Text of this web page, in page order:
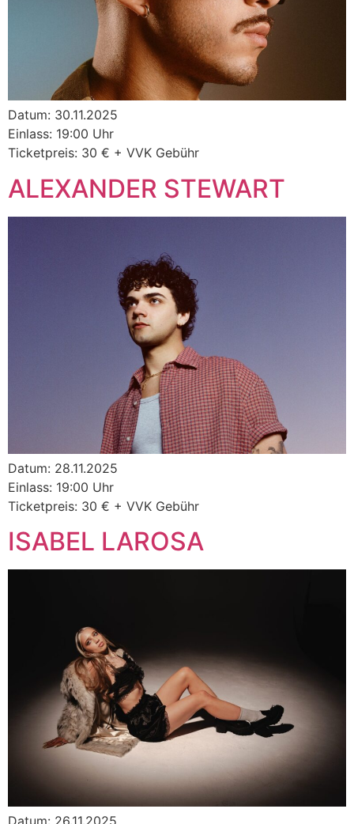
Datum: 30.11.2025
Einlass: 19:00 Uhr
Ticketpreis: 30 € + VVK Gebühr
ALEXANDER STEWART
Datum: 28.11.2025
Einlass: 19:00 Uhr
Ticketpreis: 30 € + VVK Gebühr
ISABEL LAROSA